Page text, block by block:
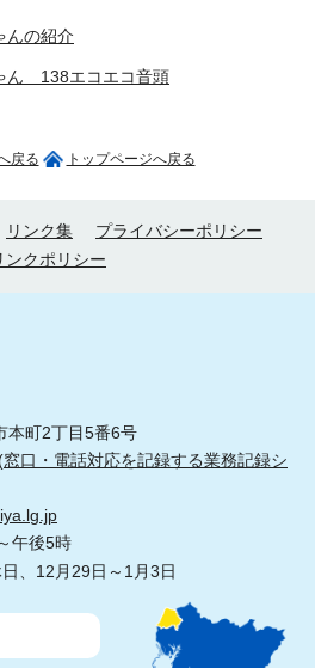
んの紹介
ん 138エコエコ音頭
戻る トップページへ戻る
リンク集
プライバシーポリシー
ンクポリシー
町2丁目5番6号
窓口・電話対応を記録する業務記録シ
午後5時
、12月29日～1月3日